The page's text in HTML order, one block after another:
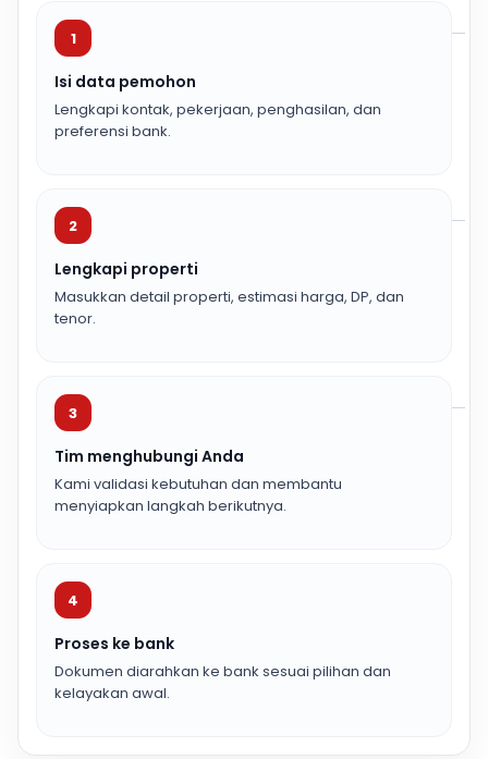
1
Isi data pemohon
Lengkapi kontak, pekerjaan, penghasilan, dan
preferensi bank.
2
Lengkapi properti
Masukkan detail properti, estimasi harga, DP, dan
tenor.
3
Tim menghubungi Anda
Kami validasi kebutuhan dan membantu
menyiapkan langkah berikutnya.
4
Proses ke bank
Dokumen diarahkan ke bank sesuai pilihan dan
kelayakan awal.